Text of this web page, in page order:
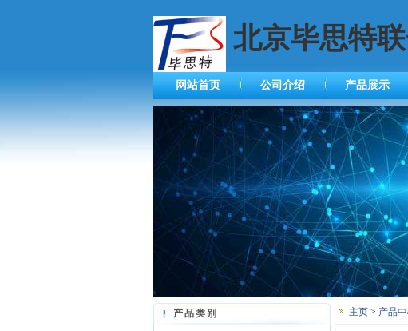
北京毕思特
网站首页 公司介绍 产品展示
产品类别 主页 > 产品